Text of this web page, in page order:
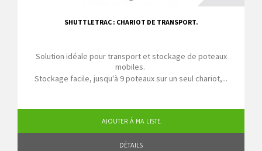
SHUTTLETRAC : CHARIOT DE TRANSPORT.
Solution idéale pour transport et stockage de poteaux
mobiles.
Stockage facile, jusqu'à 9 poteaux sur un seul chariot,...
AJOUTER À MA LISTE
DÉTAILS